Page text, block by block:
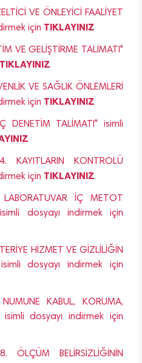
VE ÖNLEYİCİ FAALİYET
için TIKLAYINIZ
VE GELİŞTİRME TALİMATI"
TIKLAYINIZ
VE SAĞLIK ÖNLEMLERİ
için TIKLAYINIZ
DENETİM TALİMATI" isimli
KONTROLÜ
için TIKLAYINIZ
İÇ METOT
dosyayı indirmek için
HİZMET VE GİZLİLİĞİN
isimli dosyayı indirmek için
KABUL, KORUMA,
isimli dosyayı indirmek için
BELİRSİZLİĞİNİN